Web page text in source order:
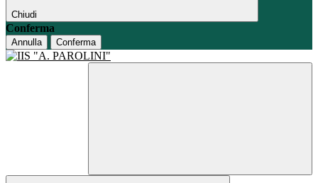
Chiudi
Conferma
Annulla Conferma